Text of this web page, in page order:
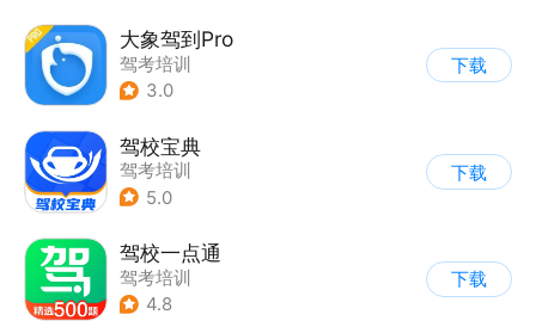
大象驾到Pro
驾考培训
3.0
下载
驾校宝典
驾考培训
5.0
下载
驾校一点通
驾考培训
4.8
下载